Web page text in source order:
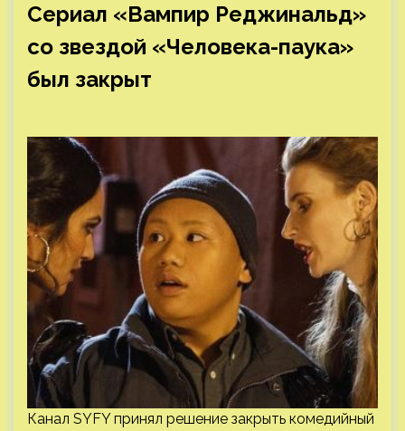
Сериал «Вампир Реджинальд»
со звездой «Человека-паука»
был закрыт
Канал SYFY принял решение закрыть комедийный